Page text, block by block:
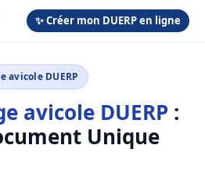
✨ Créer mon DUERP en ligne
avicole DUERP
avicole DUERP :
Unique